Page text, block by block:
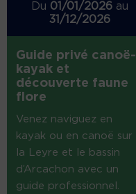
Du 01/01/2026au
31/12/2026
Guide privé canoë-
kayak et
découverte faune
flore
Venez naviguez en
kayak ou en canoë sur
la Leyre et le bassin
d’Arcachon avec un
guide professionnel.